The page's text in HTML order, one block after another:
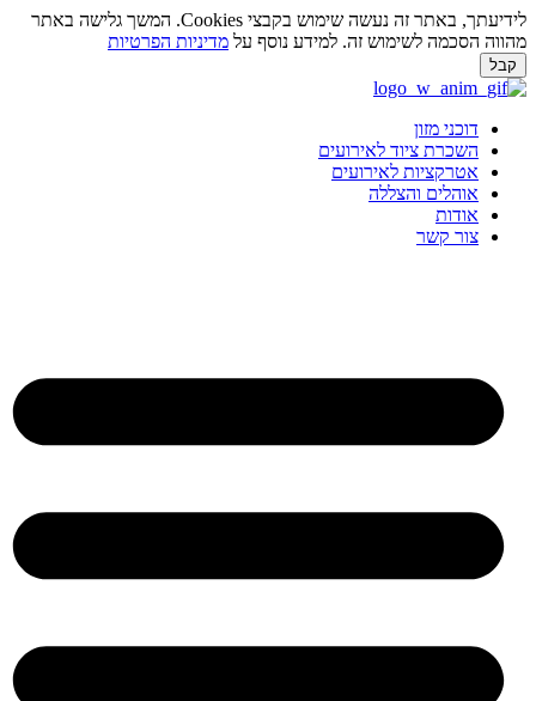
לידיעתך, באתר זה נעשה שימוש בקבצי Cookies. המשך גלישה באתר
הסכמה לשימוש זה. למידע נוסף עלמדיניות הפרטיות
קבל
דוכני מזון
השכרת ציוד לאירועים
אטרקציות לאירועים
אוהלים והצללה
אודות
צור קשר